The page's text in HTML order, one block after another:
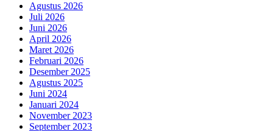
Agustus 2026
Juli 2026
Juni 2026
April 2026
Maret 2026
Februari 2026
Desember 2025
Agustus 2025
Juni 2024
Januari 2024
November 2023
September 2023